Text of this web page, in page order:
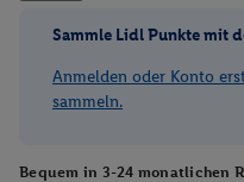
Sammle Lidl Punkte mit
Anmelden oder Konto
sammeln.
Bequem in 3-24 monatlichen